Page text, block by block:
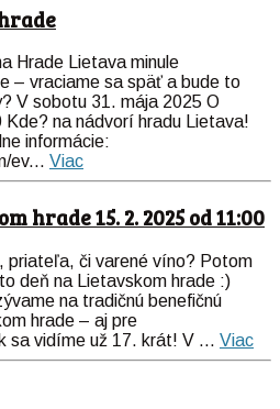
Hrade Lietava minule
– vraciame sa späť a bude to
V sobotu 31. mája 2025 O
na nádvorí hradu Lietava!
informácie:
ev... Viac
hrade 15. 2. 2025 od 11:00
priateľa, či varené víno? Potom
deň na Lietavskom hrade :)
na tradičnú benefičnú
hrade – aj pre
sa vidíme už 17. krát! V ... Viac